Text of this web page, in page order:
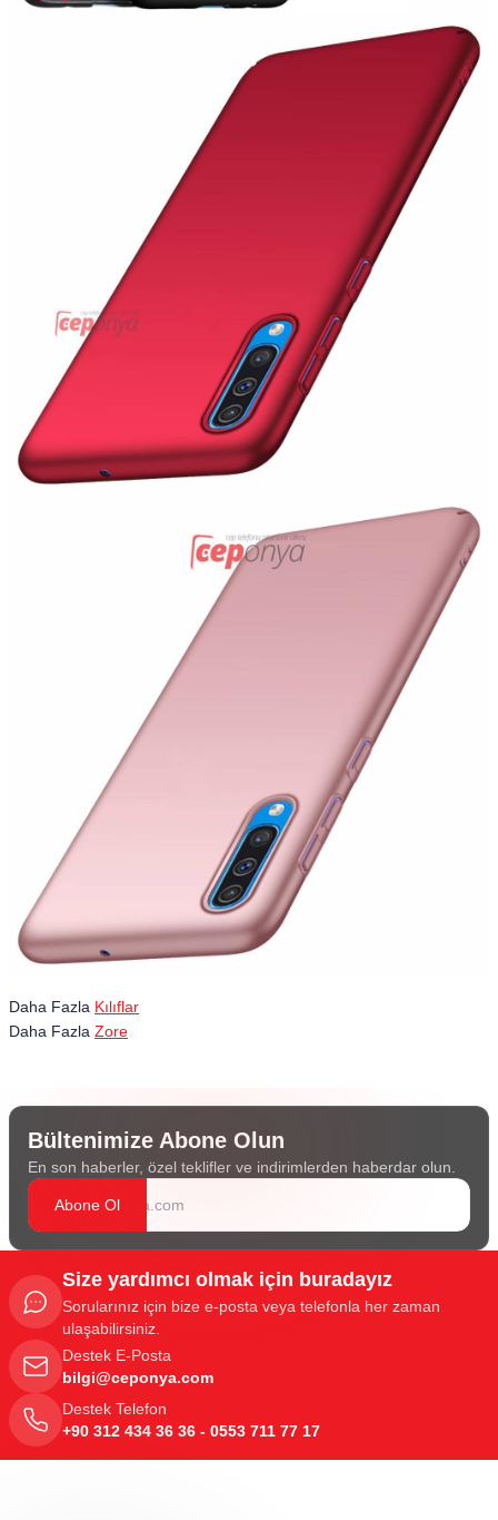
Daha Fazla Kılıflar
Daha Fazla Zore
Bültenimize Abone Olun
En son haberler, özel teklifler ve indirimlerden haberdar olun.
Abone Ol
Size yardımcı olmak için buradayız
Sorularınız için bize e-posta veya telefonla her zaman
ulaşabilirsiniz.
Destek E-Posta
bilgi@ceponya.com
Destek Telefon
+90 312 434 36 36 - 0553 711 77 17